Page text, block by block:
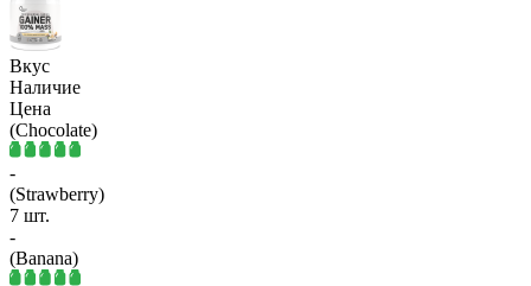
Вкус
Наличие
Цена
(Chocolate)
-
(Strawberry)
7 шт.
-
(Banana)